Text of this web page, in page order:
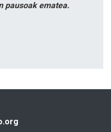
pausoak ematea.